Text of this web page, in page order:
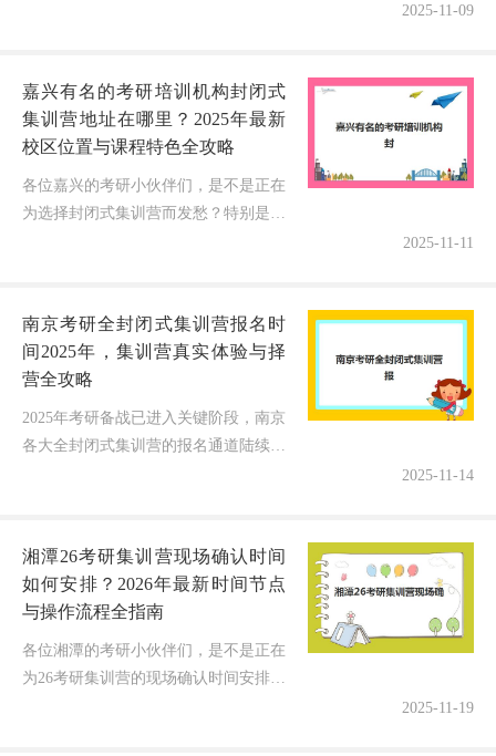
家机构师资最强？课程体系科学吗？提分效果如何验证？...2025-11-09
嘉兴有名的考研培训机构封闭式
集训营地址在哪里？2025年最新
校区位置与课程特色全攻略
各位嘉兴的考研小伙伴们，是不是正在
为选择封闭式集训营而发愁？特别是想
考...
2025-11-11
南京考研全封闭式集训营报名时
间2025年，集训营真实体验与择
营全攻略
2025年考研备战已进入关键阶段，南京
各大全封闭式集训营的报名通道陆续开
2025-11-14
湘潭26考研集训营现场确认时间
如何安排？2026年最新时间节点
与操作流程全指南
各位湘潭的考研小伙伴们，是不是正在
为26考研集训营的现场确认时间安排而
2025-11-19